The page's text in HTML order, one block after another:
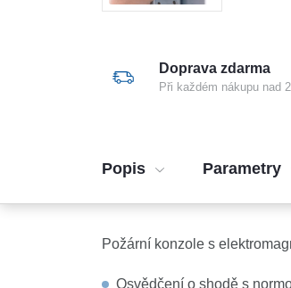
Doprava zdarma
Při každém nákupu nad
Popis Parametry
Požární konzole s
Osvědčení o shodě s